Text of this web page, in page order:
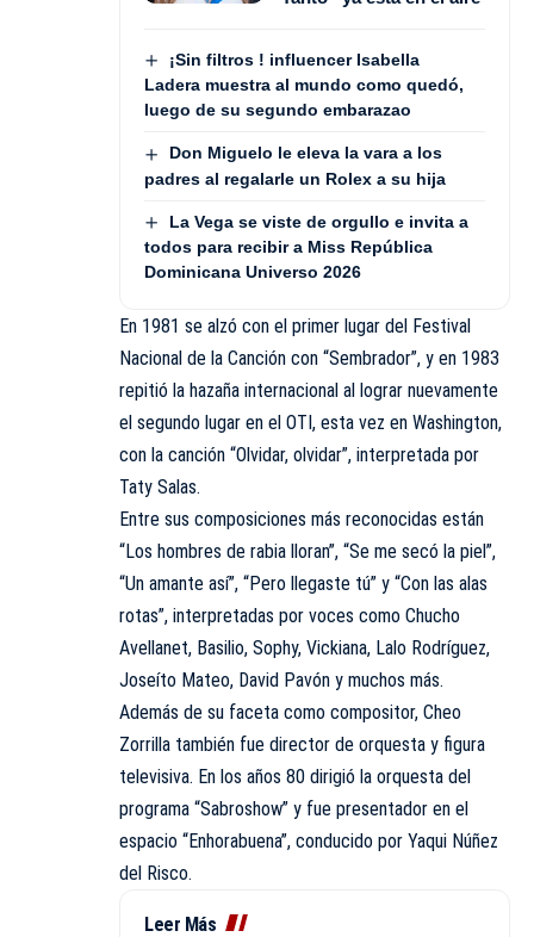
¡Sin filtros ! influencer Isabella
Ladera muestra al mundo como quedó,
luego de su segundo embarazao
Don Miguelo le eleva la vara a los
padres al regalarle un Rolex a su hija
La Vega se viste de orgullo e invita a
todos para recibir a Miss República
Dominicana Universo 2026
En 1981 se alzó con el primer lugar del Festival
Nacional de la Canción con “Sembrador”, y en 1983
repitió la hazaña internacional al lograr nuevamente
el segundo lugar en el OTI, esta vez en Washington,
con la canción “Olvidar, olvidar”, interpretada por
Taty Salas.
Entre sus composiciones más reconocidas están
“Los hombres de rabia lloran”, “Se me secó la piel”,
“Un amante así”, “Pero llegaste tú” y “Con las alas
rotas”, interpretadas por voces como Chucho
Avellanet, Basilio, Sophy, Vickiana, Lalo Rodríguez,
Joseíto Mateo, David Pavón y muchos más.
Además de su faceta como compositor, Cheo
Zorrilla también fue director de orquesta y figura
televisiva. En los años 80 dirigió la orquesta del
programa “Sabroshow” y fue presentador en el
espacio “Enhorabuena”, conducido por Yaqui Núñez
del Risco.
Leer Más